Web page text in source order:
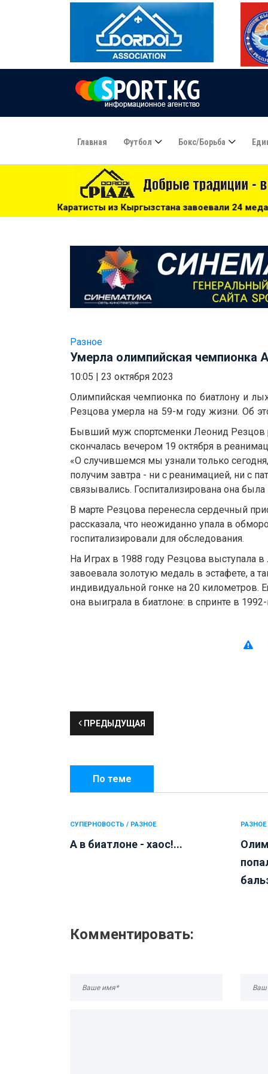
Главная Футбол Бокс/борьба
из Кыргызстана завоевали 24 медали на чемпионате
Разное
Умерла олимпийская чемпионка
10:05
23 октября 2023
Олимпийская чемпионка по биатлону и
Резцова умерла на 59-м году жизни. Об
Бывший муж спортсменки Леонид Резцов
скончалась вечером 19 октября в
«О случившемся мы узнали только
получим завтра - ни с реанимацией, ни с
связывались. Госпитализирована она была
В марте Резцова перенесла сердечный
рассказала, что неожиданно упала в
госпитализировали для обследования.
На Играх в 1988 году Резцова выступала
завоевала золотую медаль в эстафете, а
индивидуальной гонке на 20 километров.
она выиграла в биатлоне: в спринте в
ПРЕДЫДУЩАЯ
По теме
СУПЕРНОВОСТЬ / РАЗНОЕ
А в биатлоне - хаос!...
РАЗНОЕ
Комментировать: